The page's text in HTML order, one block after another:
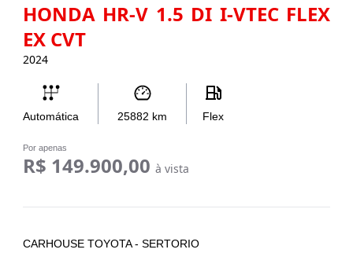
HONDA HR-V 1.5 DI I-VTEC FLEX
EX CVT
2024
Automática 25882 km Flex
Por apenas
R$ 149.900,00 à vista
CARHOUSE TOYOTA - SERTORIO